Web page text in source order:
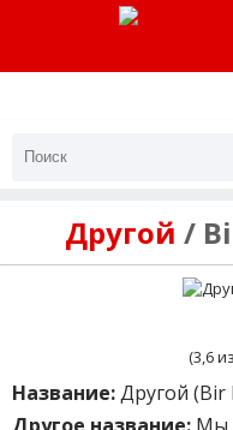
Другой /
(3,6
Название:Другой (Bir